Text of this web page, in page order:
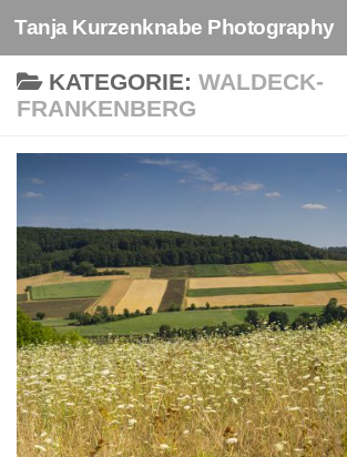
Zum Inhalt springen
Tanja Kurzenknabe Photography
KATEGORIE: WALDECK-
FRANKENBERG